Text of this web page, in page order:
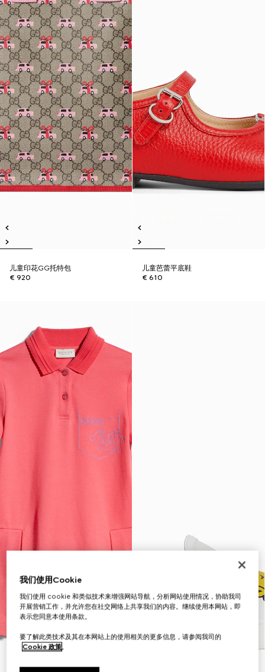
儿童印花GG托特包
€ 920
儿童芭蕾平底鞋
€ 610
我们使用Cookie
我们使用 cookie 和类似技术来增强网站导航，分析网站使用情况，协助我司
开展营销工作，并允许您在社交网络上共享我们的内容。继续使用本网站，即
表示您同意本使用条款。
要了解此类技术及其在本网站上的使用相关的更多信息，请参阅我司的
Cookie 政策。